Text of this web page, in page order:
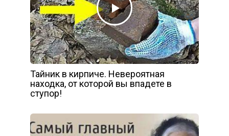
Тайник в кирпиче. Невероятная
находка, от которой вы впадете в
ступор!